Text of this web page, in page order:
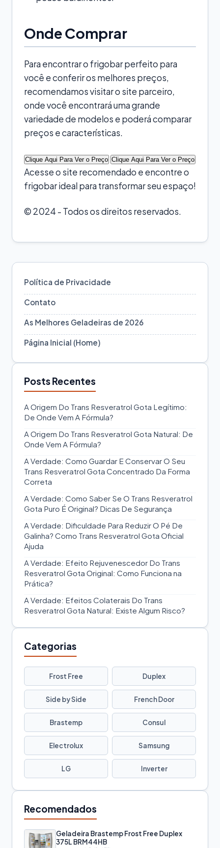
Onde Comprar
Para encontrar o frigobar perfeito para
você e conferir os melhores preços,
recomendamos visitar o site parceiro,
onde você encontrará uma grande
variedade de modelos e poderá comparar
preços e características.
Clique Aqui Para Ver o Preço Clique Aqui Para Ver o Preço
Acesse o site recomendado e encontre o
frigobar ideal para transformar seu espaço!
© 2024 - Todos os direitos reservados.
Política de Privacidade
Contato
As Melhores Geladeiras de 2026
Página Inicial (Home)
Posts Recentes
A Origem Do Trans Resveratrol Gota Legítimo:
De Onde Vem A Fórmula?
A Origem Do Trans Resveratrol Gota Natural: De
Onde Vem A Fórmula?
A Verdade: Como Guardar E Conservar O Seu
Trans Resveratrol Gota Concentrado Da Forma
Correta
A Verdade: Como Saber Se O Trans Resveratrol
Gota Puro É Original? Dicas De Segurança
A Verdade: Dificuldade Para Reduzir O Pé De
Galinha? Como Trans Resveratrol Gota Oficial
Ajuda
A Verdade: Efeito Rejuvenescedor Do Trans
Resveratrol Gota Original: Como Funciona na
Prática?
A Verdade: Efeitos Colaterais Do Trans
Resveratrol Gota Natural: Existe Algum Risco?
Categorias
Frost Free Duplex
Side by Side French Door
Brastemp Consul
Electrolux Samsung
LG Inverter
Recomendados
Geladeira Brastemp Frost Free Duplex
375L BRM44HB